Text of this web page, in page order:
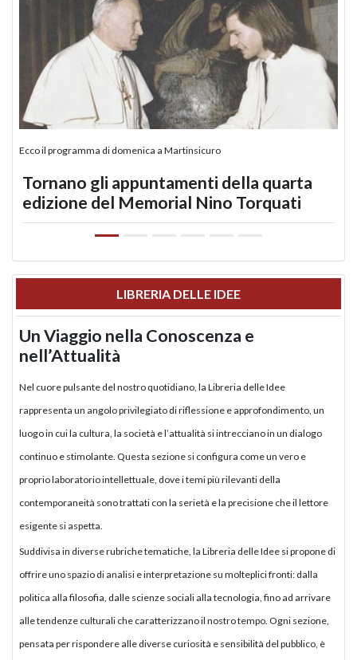
Ecco il programma di domenica a Martinsicuro
Tornano gli appuntamenti della quarta
edizione del Memorial Nino Torquati
LIBRERIA DELLE IDEE
Un Viaggio nella Conoscenza e
nell’Attualità
Nel cuore pulsante del nostro quotidiano, la Libreria delle Idee
rappresenta un angolo privilegiato di riflessione e approfondimento, un
luogo in cui la cultura, la società e l’attualità si intrecciano in un dialogo
continuo e stimolante. Questa sezione si configura come un vero e
proprio laboratorio intellettuale, dove i temi più rilevanti della
contemporaneità sono trattati con la serietà e la precisione che il lettore
esigente si aspetta.
Suddivisa in diverse rubriche tematiche, la Libreria delle Idee si propone di
offrire uno spazio di analisi e interpretazione su molteplici fronti: dalla
politica alla filosofia, dalle scienze sociali alla tecnologia, fino ad arrivare
alle tendenze culturali che caratterizzano il nostro tempo. Ogni sezione,
pensata per rispondere alle diverse curiosità e sensibilità del pubblico, è